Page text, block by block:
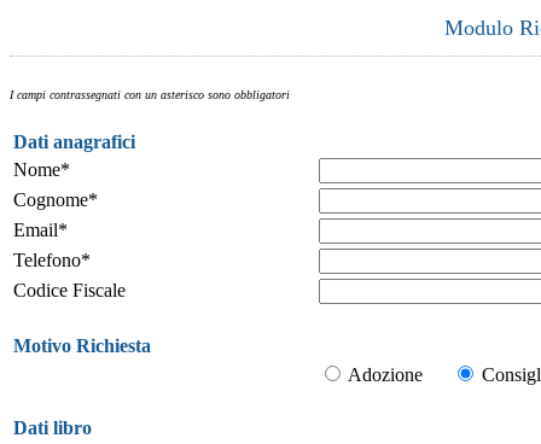
Modulo
I campi contrassegnati con un asterisco sono obbligatori
Dati anagrafici
Nome*
Cognome*
Email*
Telefono*
Codice Fiscale
Motivo Richiesta
Adozione
Dati libro